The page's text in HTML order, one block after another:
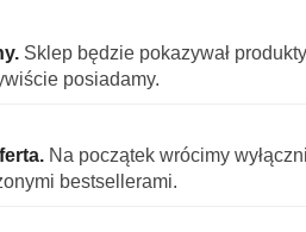
Ananas Mango żel
pod prysznic
1szt.
16.99
1szt.
Sklep będzie pokazywał
posiadamy.
Na początek wrócimy
bestsellerami.